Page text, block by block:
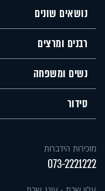
נושאים שונים
רבנים ומרצים
נשים ומשפחה
סידור
מזכירות הידברות
073-2221222